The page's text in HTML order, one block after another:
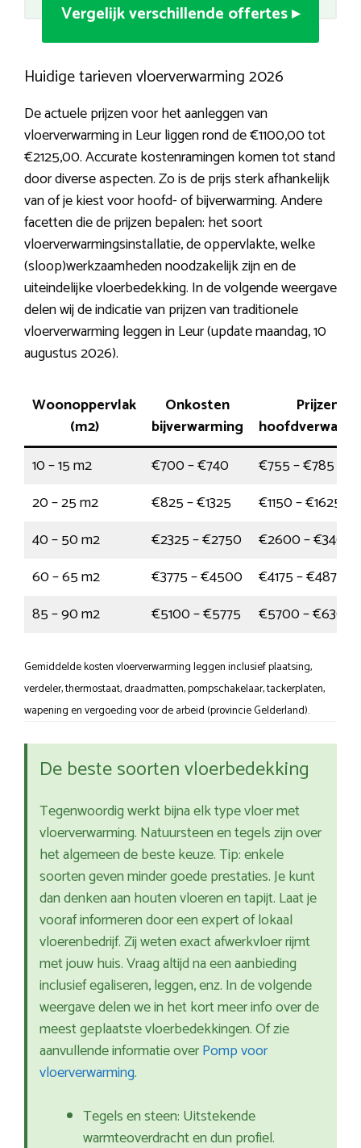
Vergelijk verschillende offertes ▸
Huidige tarieven vloerverwarming 2026
De actuele prijzen voor het aanleggen van
vloerverwarming in Leur liggen rond de €1100,00 tot
€2125,00. Accurate kostenramingen komen tot stand
door diverse aspecten. Zo is de prijs sterk afhankelijk
van of je kiest voor hoofd- of bijverwarming. Andere
facetten die de prijzen bepalen: het soort
vloerverwarmingsinstallatie, de oppervlakte, welke
(sloop)werkzaamheden noodzakelijk zijn en de
uiteindelijke vloerbedekking. In de volgende weergave
delen wij de indicatie van prijzen van traditionele
vloerverwarming leggen in Leur (update maandag, 10
augustus 2026).
Woonoppervlak
(m2)
Onkosten
bijverwarming
Prijzen
10 – 15 m2
€700 – €740
€755 – €785
20 – 25 m2
€825 – €1325
€1150 – €1625
40 – 50 m2
€2325 – €2750
€2600 – €3400
60 – 65 m2
€3775 – €4500
€4175 – €4875
85 – 90 m2
€5100 – €5775 €5700 – €6300
Gemiddelde kosten vloerverwarming leggen inclusief plaatsing,
verdeler, thermostaat, draadmatten, pompschakelaar, tackerplaten,
wapening en vergoeding voor de arbeid (provincie Gelderland).
De beste soorten vloerbedekking
Tegenwoordig werkt bijna elk type vloer met
vloerverwarming. Natuursteen en tegels zijn over
het algemeen de beste keuze. Tip: enkele
soorten geven minder goede prestaties. Je kunt
dan denken aan houten vloeren en tapijt. Laat je
vooraf informeren door een expert of lokaal
vloerenbedrijf. Zij weten exact afwerkvloer rijmt
met jouw huis. Vraag altijd na een aanbieding
inclusief egaliseren, leggen, enz. In de volgende
weergave delen we in het kort meer info over de
meest geplaatste vloerbedekkingen. Of zie
aanvullende informatie overPomp voor
vloerverwarming.
Tegels en steen: Uitstekende
warmteoverdracht en dun profiel.